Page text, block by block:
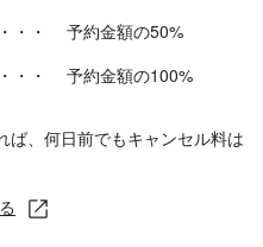
・・・
予約金額の50%
・・・ 予約金額の100%
ば、何日前でもキャンセル料は